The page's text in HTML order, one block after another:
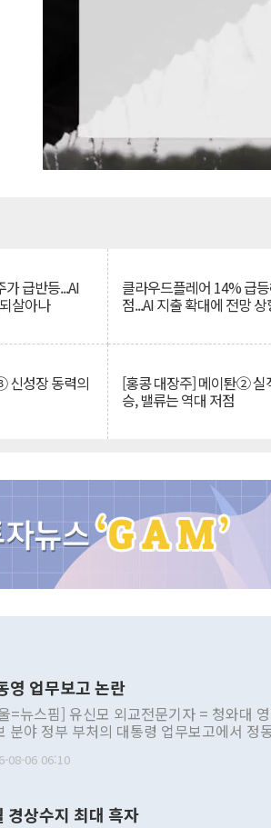
급반등...AI
살아나
클라우드플레어 14% 급
점...AI 지출 확대에 전망 상
신성장 동력의 [홍콩 대장주] 메이퇀② 실
승, 밸류는 역대 저점
영 업무보고 논란
=뉴스핌] 유신모 외교전문기자 = 청와대
분야 정부 부처의 대통령 업무보고에서 정
중에는 정부 내 조율을 거치지 않은 사안을
적 희망에 근거한 비현실적 구상'이라는 비
08-06 06:10
경상수지 최대 흑자